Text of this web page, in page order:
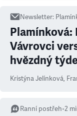
Newsletter:
Plamínková:
Vávrovci
hvězdný
Kristýna Jelínková,
Ranní postřeh•2